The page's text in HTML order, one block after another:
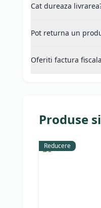
Cat dureaza
Pot returna un
Oferiti factura
Produse
Reducere